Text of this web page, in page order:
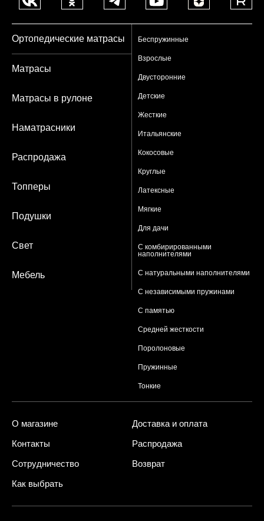
Ортопедические матрасы Беспружинные
Взрослые
Двусторонние
Детские
Жесткие
Итальянские
Кокосовые
Круглые
Латексные
Мягкие
Для дачи
С комбирированными
наполнителями
С натуральными наполнителями
С независимыми пружинами
С памятью
Средней жесткости
Поролоновые
Пружинные
Тонкие
Матрасы
Матрасы в рулоне
Наматрасники
Распродажа
Топперы
Подушки
Свет
Мебель
О магазине
Доставка и оплата
Контакты
Распродажа
Сотрудничество
Возврат
Как выбрать